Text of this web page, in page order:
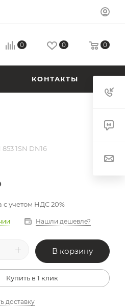
0 0 0
КОНТАКТЫ
1SN DN16
с учетом НДС 20%
Нашли дешевле?
В корзину
Купить в 1 клик
доставку